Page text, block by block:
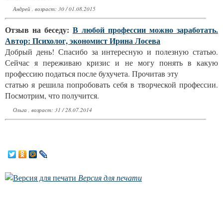
Андрей , возраст: 30 / 01.08.2015
Отзыв на беседу: В любой профессии можно заработать.
Автор: Психолог, экономист Ирина Лосева
Добрый день! Спасибо за интересную и полезную статью.
Сейчас я переживаю кризис и не могу понять в какую
профессию податься после бухучета. Прочитав эту
статью я решила попробовать себя в творческой профессии.
Посмотрим, что получится.
Ольга , возраст: 31 / 28.07.2014
Версия для печати